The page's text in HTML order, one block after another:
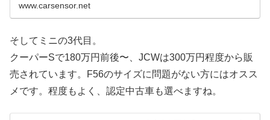
www.carsensor.net
そしてミニの3代目。
クーパーSで180万円前後〜、JCWは300万円程度から販
売されています。F56のサイズに問題がない方にはオスス
メです。程度もよく、認定中古車も選べますね。